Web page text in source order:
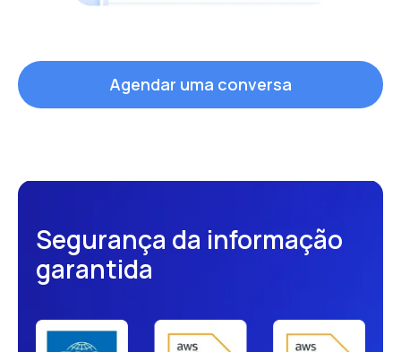
Agendar uma conversa
Segurança da informação
garantida